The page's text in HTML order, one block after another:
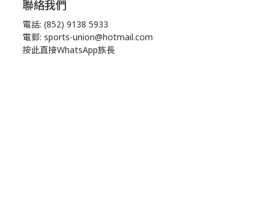
聯絡我們
電話: (852) 9138 5933
電郵: sports-union@hotmail.com
按此直接WhatsApp族長